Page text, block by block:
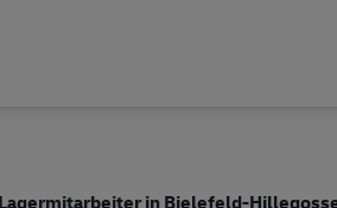
in Bielefeld-